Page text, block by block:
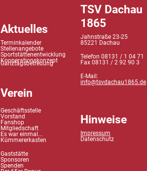
Aktuelles
Terminkalender
Stellenangebote
Sportstättenentwicklung
Kooperationskonzept
Ganztagsbetreuung
Verein
Geschäftsstelle
Vorstand
Fanshop
Mitgliedschaft
Es war einmal...
Kümmererkasten
Gaststätte
Sponsoren
Spenden
TSV Dachau
1865
Jahnstraße 23-25
85221 Dachau
Telefon 08131 / 1 04 71
Fax 08131 / 2 92 90 3
E-Mail:
info@tsvdachau1865.de
Hinweise
Impressum
Datenschutz